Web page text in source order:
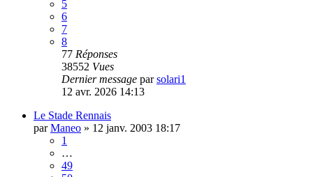
5
6
7
8
77 Réponses
38552 Vues
Dernier message parsolari1
12 avr. 2026 14:13
Le Stade Rennais
parManeo » 12 janv. 2003 18:17
1
…
49